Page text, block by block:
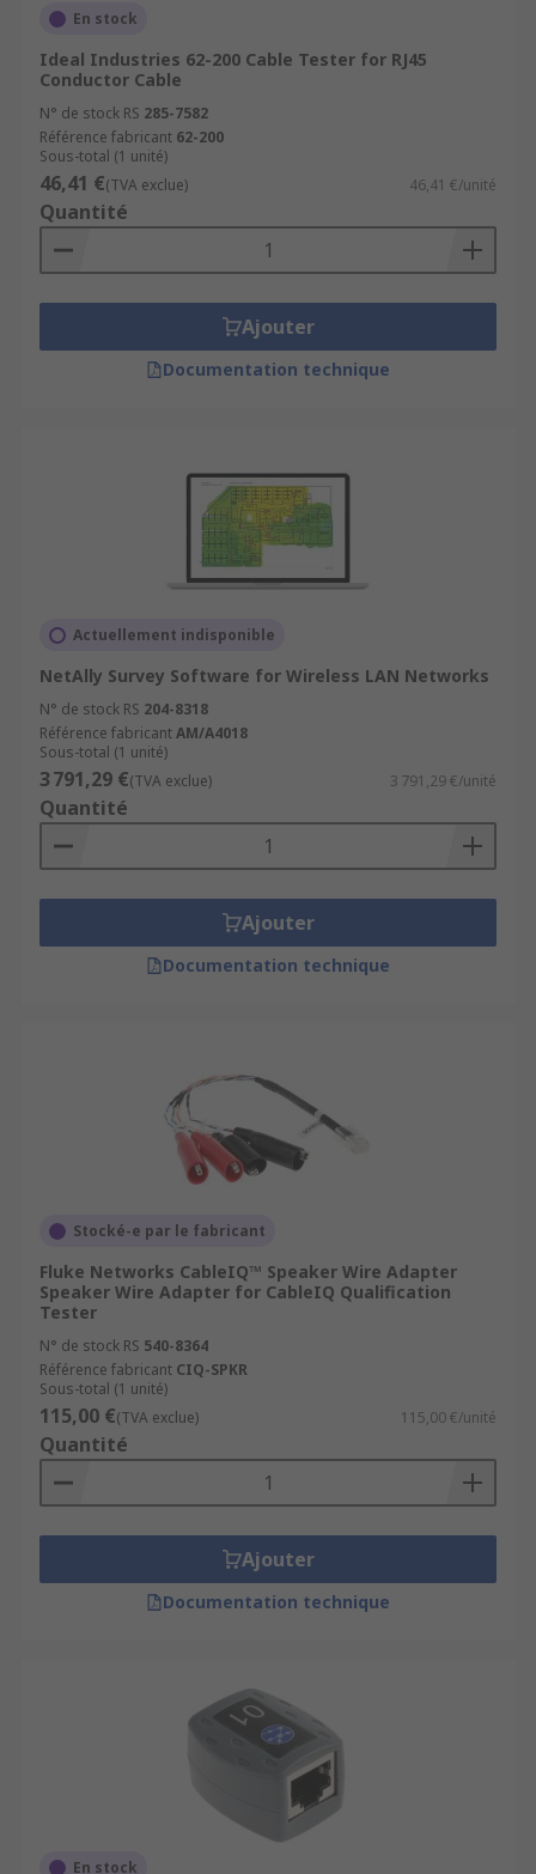
En stock
Ideal Industries 62-200 Cable Tester for RJ45
Conductor Cable
N° de stock RS 285-7582
Référence fabricant 62-200
Sous-total (1 unité)
46,41 €(TVA exclue) 46,41 €/unité
Quantité
Ajouter
Documentation technique
Actuellement indisponible
NetAlly Survey Software for Wireless LAN Networks
N° de stock RS 204-8318
Référence fabricantAM/A4018
Sous-total (1 unité)
3 791,29 €(TVA exclue) 3 791,29 €/unité
Quantité
Ajouter
Documentation technique
Stocké-e par le fabricant
Fluke Networks CableIQ™ Speaker Wire Adapter
Speaker Wire Adapter for CableIQ Qualification
Tester
N° de stock RS 540-8364
Référence fabricant CIQ-SPKR
Sous-total (1 unité)
115,00 €(TVA exclue) 115,00 €/unité
Quantité
Ajouter
Documentation technique
En stock